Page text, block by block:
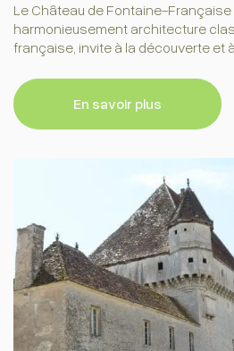
Le Château de Fontaine-
harmonieusement architecture
française, invite à la découverte et
En savoir plus